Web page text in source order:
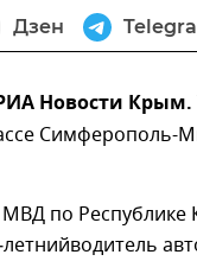
Дзен
Новости Крым.
Симферополь-
МВД по